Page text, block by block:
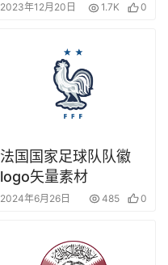
2023年12月20日 1.7K 0
法国国家足球队队徽
logo矢量素材
2024年6月26日 485 0